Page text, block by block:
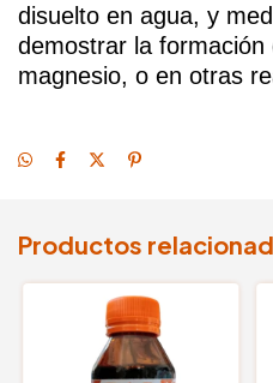
disuelto en agua, y
demostrar la formación
magnesio, o en otras
Productos